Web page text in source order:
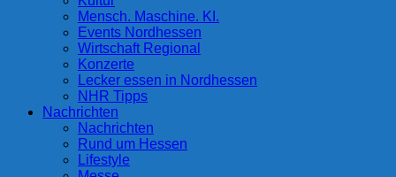
Mensch. Maschine. KI.
Events Nordhessen
Wirtschaft Regional
Konzerte
Lecker essen in Nordhessen
NHR Tipps
Nachrichten
Nachrichten
Rund um Hessen
Lifestyle